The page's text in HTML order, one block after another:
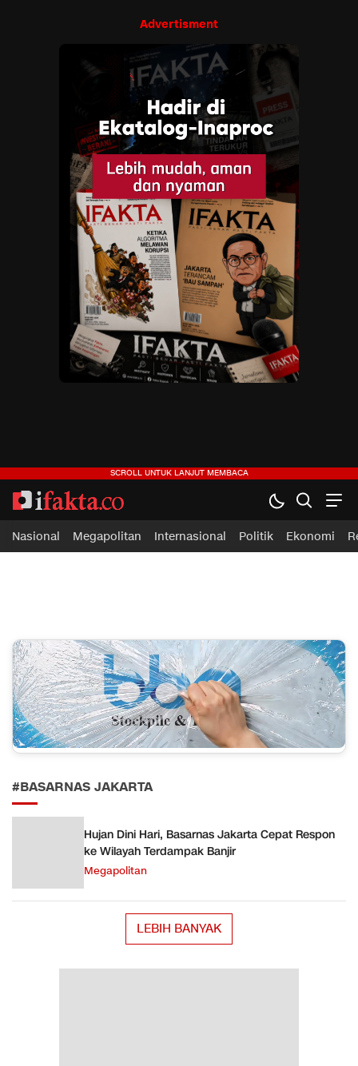
Advertisment
ifakta.co
#pastibenar
Nasional Megapolitan Internasional Politik Ekonomi
#BASARNAS JAKARTA
Hujan Dini Hari, Basarnas Jakarta Cepat Respon
ke Wilayah Terdampak Banjir
Megapolitan
LEBIH BANYAK